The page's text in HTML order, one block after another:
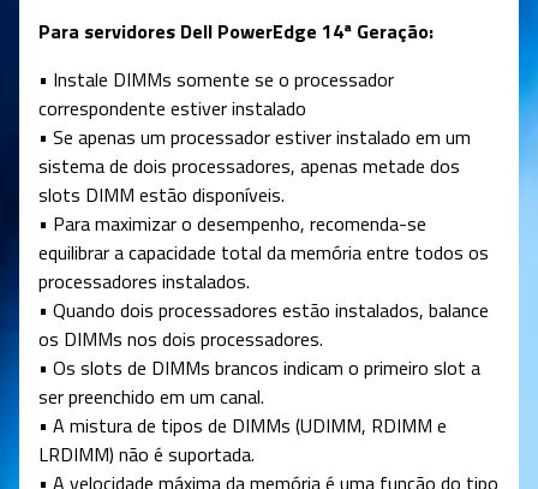
Para servidores Dell PowerEdge 14ª Geração:
• Instale DIMMs somente se o processador
correspondente estiver instalado
• Se apenas um processador estiver instalado em um
sistema de dois processadores, apenas metade dos
slots DIMM estão disponíveis.
• Para maximizar o desempenho, recomenda-se
equilibrar a capacidade total da memória entre todos os
processadores instalados.
• Quando dois processadores estão instalados, balance
os DIMMs nos dois processadores.
• Os slots de DIMMs brancos indicam o primeiro slot a
ser preenchido em um canal.
• A mistura de tipos de DIMMs (UDIMM, RDIMM e
LRDIMM) não é suportada.